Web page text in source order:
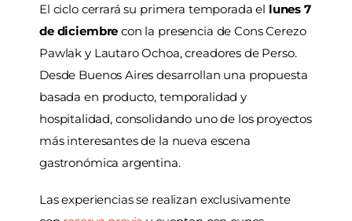
El ciclo cerrará su primera temporada el lunes 7
de diciembre con la presencia de Cons Cerezo
Pawlak y Lautaro Ochoa, creadores de Perso.
Desde Buenos Aires desarrollan una propuesta
basada en producto, temporalidad y
hospitalidad, consolidando uno de los proyectos
más interesantes de la nueva escena
gastronómica argentina.
Las experiencias se realizan exclusivamente